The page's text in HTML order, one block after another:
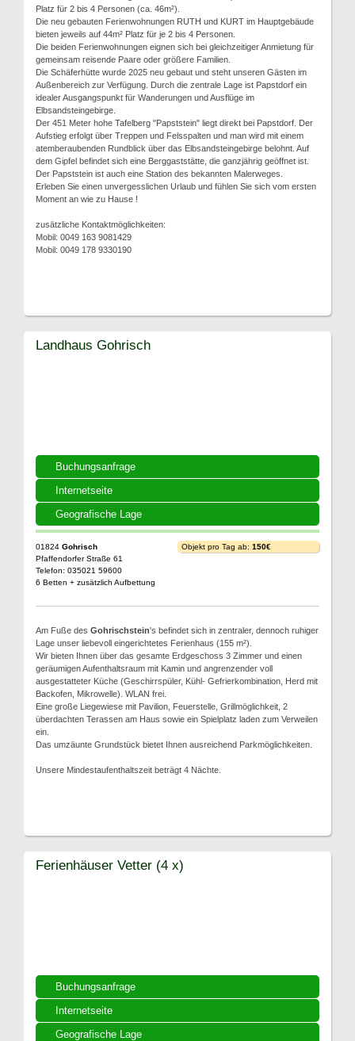
Platz für 2 bis 4 Personen (ca. 46m²).
Die neu gebauten Ferienwohnungen RUTH und KURT im Hauptgebäude
bieten jeweils auf 44m² Platz für je 2 bis 4 Personen.
Die beiden Ferienwohnungen eignen sich bei gleichzeitiger Anmietung für
gemeinsam reisende Paare oder größere Familien.
Die Schäferhütte wurde 2025 neu gebaut und steht unseren Gästen im
Außenbereich zur Verfügung. Durch die zentrale Lage ist Papstdorf ein
idealer Ausgangspunkt für Wanderungen und Ausflüge im
Elbsandsteingebirge.
Der 451 Meter hohe Tafelberg "Papststein" liegt direkt bei Papstdorf. Der
Aufstieg erfolgt über Treppen und Felsspalten und man wird mit einem
atemberaubenden Rundblick über das Elbsandsteingebirge belohnt. Auf
dem Gipfel befindet sich eine Berggaststätte, die ganzjährig geöffnet ist.
Der Papststein ist auch eine Station des bekannten Malerweges.
Erleben Sie einen unvergesslichen Urlaub und fühlen Sie sich vom ersten
Moment an wie zu Hause !
zusätzliche Kontaktmöglichkeiten:
Mobil: 0049 163 9081429
Mobil: 0049 178 9330190
Buchungsanfrage
Internetseite
Geografische Lage
Landhaus Gohrisch
01824 Gohrisch
Pfaffendorfer Straße 61
Telefon: 035021 59600
6 Betten + zusätzlich Aufbettung
Objekt pro Tag ab: 150€
Am Fuße des Gohrischstein's befindet sich in zentraler, dennoch ruhiger
Lage unser liebevoll eingerichtetes Ferienhaus (155 m²).
Wir bieten Ihnen über das gesamte Erdgeschoss 3 Zimmer und einen
geräumigen Aufenthaltsraum mit Kamin und angrenzender voll
ausgestatteter Küche (Geschirrspüler, Kühl- Gefrierkombination, Herd mit
Backofen, Mikrowelle). WLAN frei.
Eine große Liegewiese mit Pavilion, Feuerstelle, Grillmöglichkeit, 2
überdachten Terassen am Haus sowie ein Spielplatz laden zum Verweilen
ein.
Das umzäunte Grundstück bietet Ihnen ausreichend Parkmöglichkeiten.
Unsere Mindestaufenthaltszeit beträgt 4 Nächte.
Buchungsanfrage
Internetseite
Geografische Lage
Ferienhäuser Vetter (4 x)